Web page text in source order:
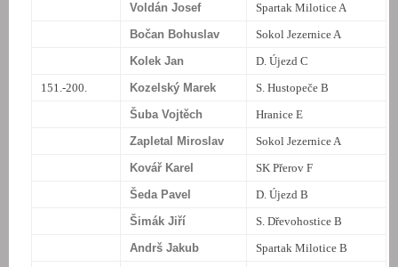
Voldán Josef
Spartak Milotice A
Bočan Bohuslav
Sokol Jezernice A
Kolek Jan
D. Újezd C
151.-200.
Kozelský Marek
S. Hustopeče B
Šuba Vojtěch
Hranice E
Zapletal Miroslav
Sokol Jezernice A
Kovář Karel
SK Přerov F
Šeda Pavel
D. Újezd B
Šimák Jiří
S. Dřevohostice B
Andrš Jakub
Spartak Milotice B